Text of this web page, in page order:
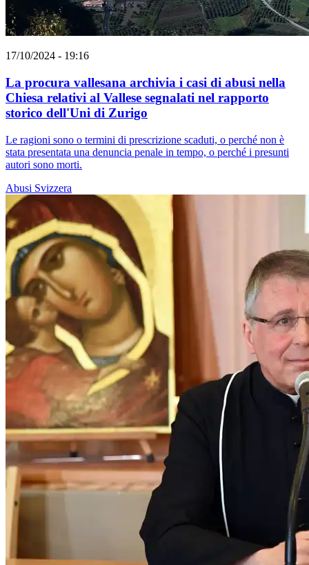
17/10/2024 - 19:16
La procura vallesana archivia i casi di abusi nella
Chiesa relativi al Vallese segnalati nel rapporto
storico dell'Uni di Zurigo
Le ragioni sono o termini di prescrizione scaduti, o perché non è
stata presentata una denuncia penale in tempo, o perché i presunti
autori sono morti.
Abusi Svizzera